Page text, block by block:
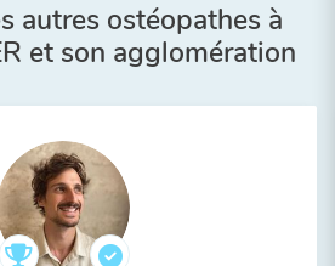
autres ostéopathes à
et son agglomération